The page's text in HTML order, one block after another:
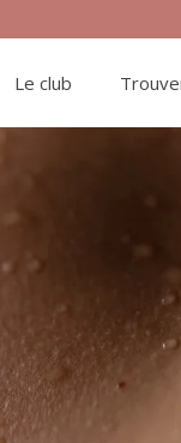
Le club